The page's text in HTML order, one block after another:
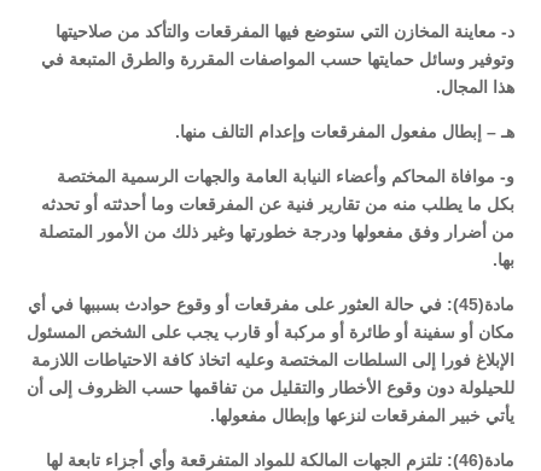
د- معاينة المخازن التي ستوضع فيها المفرقعات والتأكد من صلاحيتها
وتوفير وسائل حمايتها حسب المواصفات المقررة والطرق المتبعة في
هذا المجال.
هـ – إبطال مفعول المفرقعات وإعدام التالف منها.
و- موافاة المحاكم وأعضاء النيابة العامة والجهات الرسمية المختصة
بكل ما يطلب منه من تقارير فنية عن المفرقعات وما أحدثته أو تحدثه
من أضرار وفق مفعولها ودرجة خطورتها وغير ذلك من الأمور المتصلة
بها.
مادة(45): في حالة العثور على مفرقعات أو وقوع حوادث بسببها في أي
مكان أو سفينة أو طائرة أو مركبة أو قارب يجب على الشخص المسئول
الإبلاغ فورا إلى السلطات المختصة وعليه اتخاذ كافة الاحتياطات اللازمة
للحيلولة دون وقوع الأخطار والتقليل من تفاقمها حسب الظروف إلى أن
يأتي خبير المفرقعات لنزعها وإبطال مفعولها.
مادة(46): تلتزم الجهات المالكة للمواد المتفرقعة وأي أجزاء تابعة لها